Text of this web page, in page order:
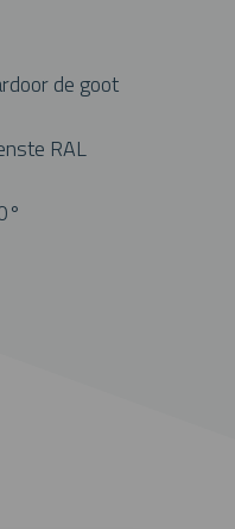
de goot
RAL